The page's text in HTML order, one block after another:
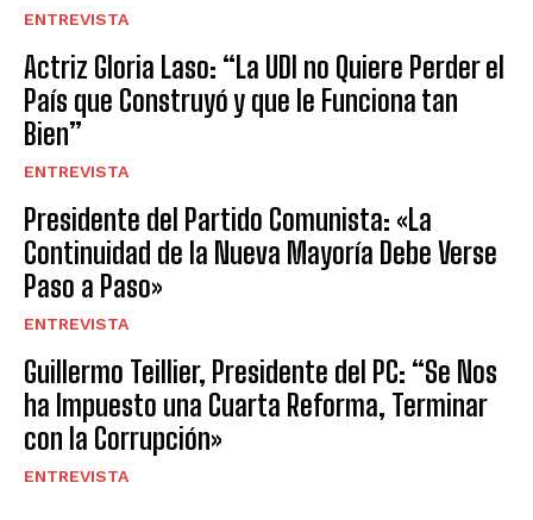
ENTREVISTA
Actriz Gloria Laso: “La UDI no Quiere Perder el
País que Construyó y que le Funciona tan
Bien”
ENTREVISTA
Presidente del Partido Comunista: «La
Continuidad de la Nueva Mayoría Debe Verse
Paso a Paso»
ENTREVISTA
Guillermo Teillier, Presidente del PC: “Se Nos
ha Impuesto una Cuarta Reforma, Terminar
con la Corrupción»
ENTREVISTA